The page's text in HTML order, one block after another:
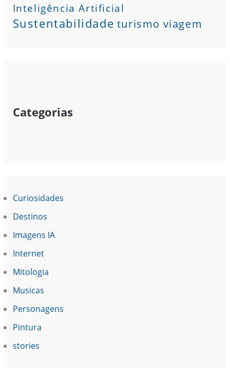
Inteligência Artificial
Sustentabilidade turismo viagem
Categorias
Curiosidades
Destinos
Imagens IA
Internet
Mitologia
Musicas
Personagens
Pintura
stories